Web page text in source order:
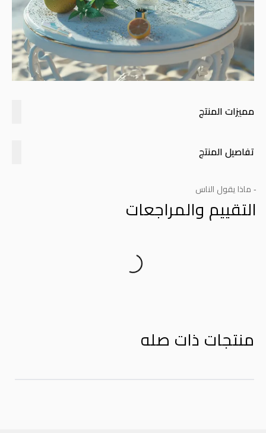
مميزات المنتج
تفاصيل المنتج
- ماذا يقول الناس
التقييم والمراجعات
منتجات ذات صله